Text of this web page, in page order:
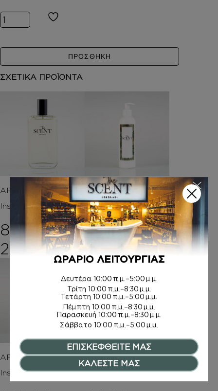
Inspired by THIS IS US ποσότητα
ΠΡΟΣΘΗΚΗ
ΣΧΕΤΙΚΑ ΠΡΟΪΟΝΤΑ
ΑΡΩΜΑΤΑ
Inspired by THIS IS US
8,00€ –
20,00€Price range: 8,00€
ΚΡΕΜΑ ΣΩΜΑΤΟΣ Μ
Ε argan oil
Inspired by THIS IS US
14,00€
AFTER SHAVE
Inspired by THIS IS US
ΚΡΕΜΕΣ ΣΩΜΑΤΟΣ
Inspired by THIS IS US
ΩΡΑΡΙΟ ΛΕΙΤΟΥΡΓΙΑΣ
Δευτέρα 10:00 π.μ.–5:00 μ.μ.
Τρίτη 10:00 π.μ.–8:30 μ.μ.
Τετάρτη 10:00 π.μ.–5:00 μ.μ.
Πέμπτη 10:00 π.μ.–8:30 μ.μ.
Παρασκευή 10:00 π.μ.–8:30 μ.μ.
Σάββατο 10:00 π.μ.–5:00 μ.μ.
ΕΠΙΣΚΕΦΘΕΙΤΕ ΜΑΣ
ΚΑΛΕΣΤΕ ΜΑΣ